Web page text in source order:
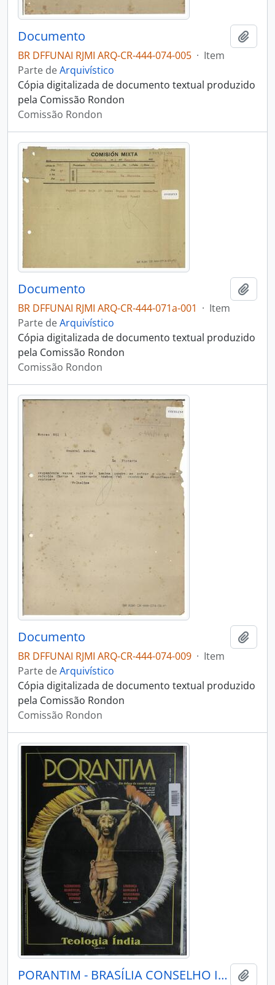
Documento
BR DFFUNAI RJMI ARQ-CR-444-074-005 · Item
Parte deArquivístico
Cópia digitalizada de documento textual produzido
pela Comissão Rondon
Comissão Rondon
Documento
BR DFFUNAI RJMI ARQ-CR-444-071a-001 · Item
Parte deArquivístico
Cópia digitalizada de documento textual produzido
pela Comissão Rondon
Comissão Rondon
Documento
BR DFFUNAI RJMI ARQ-CR-444-074-009 · Item
Parte deArquivístico
Cópia digitalizada de documento textual produzido
pela Comissão Rondon
Comissão Rondon
PORANTIM - BRASÍLIA CONSELHO INDIGENISTA MISSIONÁRIO - 2003 - Nº259